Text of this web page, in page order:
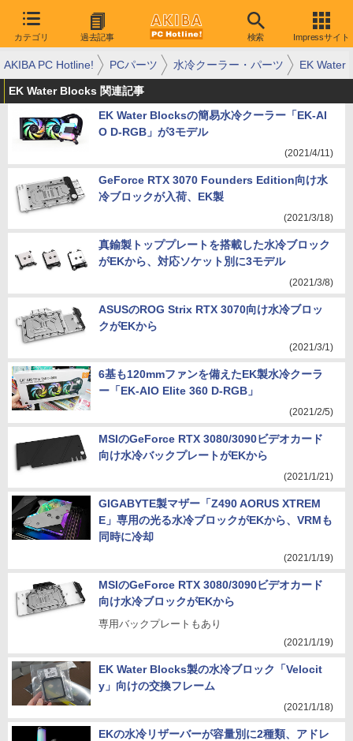
カテゴリ 過去記事 検索 Impressサイト
AKIBA PC Hotline! PCパーツ 水冷クーラー・パーツ EK Water
EK Water Blocks 関連記事
EK Water Blocksの簡易水冷クーラー「EK-AI
O D-RGB」が3モデル
(2021/4/11)
GeForce RTX 3070 Founders Edition向け水
冷ブロックが入荷、EK製
(2021/3/18)
真鍮製トッププレートを搭載した水冷ブロック
がEKから、対応ソケット別に3モデル
(2021/3/8)
ASUSのROG Strix RTX 3070向け水冷ブロッ
クがEKから
(2021/3/1)
6基も120mmファンを備えたEK製水冷クーラ
ー「EK-AIO Elite 360 D-RGB」
(2021/2/5)
MSIのGeForce RTX 3080/3090ビデオカード
向け水冷バックプレートがEKから
(2021/1/21)
GIGABYTE製マザー「Z490 AORUS XTREM
E」専用の光る水冷ブロックがEKから、VRMも
同時に冷却
(2021/1/19)
MSIのGeForce RTX 3080/3090ビデオカード
向け水冷ブロックがEKから
専用バックプレートもあり
(2021/1/19)
EK Water Blocks製の水冷ブロック「Velocit
y」向けの交換フレーム
(2021/1/18)
EKの水冷リザーバーが容量別に2種類、アドレ